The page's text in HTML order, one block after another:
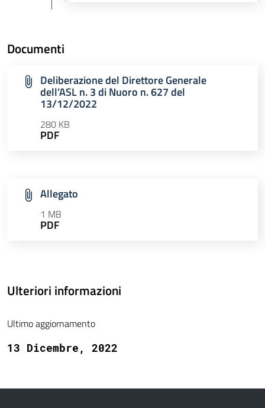
Documenti
Deliberazione del Direttore Generale
dell’ASL n. 3 di Nuoro n. 627 del
13/12/2022
280 KB
PDF
Allegato
1 MB
PDF
Ulteriori informazioni
Ultimo aggiornamento
13 Dicembre, 2022